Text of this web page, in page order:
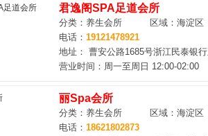
君逸阁SPA足道会所
分类：养生会所 区域：海淀区
电话： 19121478921
地址： 曹安公路1685号浙江民泰银
营业时间：周一至周日 12:00-02:00
丽Spa会所
分类：养生会所 区域：海淀区
电话： 18621802873